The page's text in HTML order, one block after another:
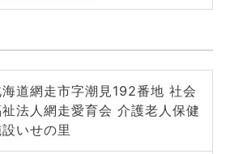
道網走市字潮見192番地 社会
法人網走愛育会 介護老人保健
いせの里